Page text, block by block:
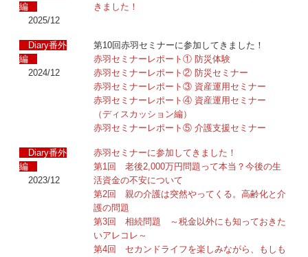
編
2025/12
きました！
Diary番外
編
2024/12
第10回赤羽セミナーに参加してきました！
赤羽セミナーレポート① 防災体験
赤羽セミナーレポート② 防災セミナー
赤羽セミナーレポート③ 資産運用セミナー
赤羽セミナーレポート④ 資産運用セミナー
（ディスカッション編）
赤羽セミナーレポート⑤ 介護支援セミナー
Diary番外
編
2023/12
赤羽セミナーに参加してきました！
第1回 老後2,000万円問題って本当？今後の生
活資金の不安について
第2回 親の介護は突然やってくる。高齢化と介
護の問題
第3回 相続問題 ～税金以外にも知っておきた
いアレコレ～
第4回 セカンドライフを楽しみながら、もしも